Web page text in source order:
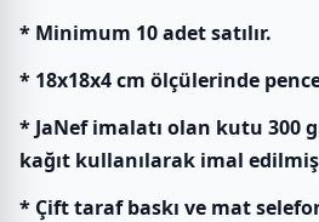
* Minimum 10 adet satılır.
* 18x18x4 cm ölçülerinde
* JaNef imalatı olan kutu 300
kağıt kullanılarak imal
* Çift taraf baskı ve mat